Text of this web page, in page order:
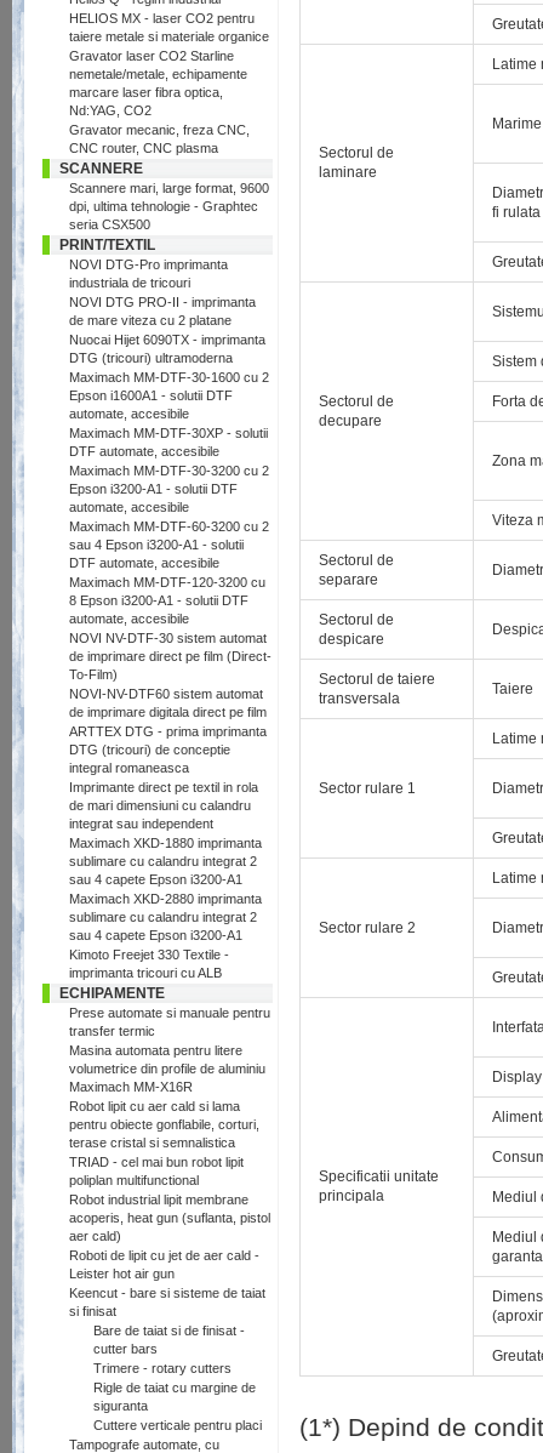
HELIOS MX - laser CO2 pentru
taiere metale si materiale organice
Gravator laser CO2 Starline
nemetale/metale, echipamente
marcare laser fibra optica,
Nd:YAG, CO2
Gravator mecanic, freza CNC,
CNC router, CNC plasma
SCANNERE
Scannere mari, large format, 9600
dpi, ultima tehnologie - Graphtec
seria CSX500
PRINT/TEXTIL
NOVI DTG-Pro imprimanta
industriala de tricouri
NOVI DTG PRO-II - imprimanta
de mare viteza cu 2 platane
Nuocai Hijet 6090TX - imprimanta
DTG (tricouri) ultramoderna
Maximach MM-DTF-30-1600 cu 2
Epson i1600A1 - solutii DTF
automate, accesibile
Maximach MM-DTF-30XP - solutii
DTF automate, accesibile
Maximach MM-DTF-30-3200 cu 2
Epson i3200-A1 - solutii DTF
automate, accesibile
Maximach MM-DTF-60-3200 cu 2
sau 4 Epson i3200-A1 - solutii
DTF automate, accesibile
Maximach MM-DTF-120-3200 cu
8 Epson i3200-A1 - solutii DTF
automate, accesibile
NOVI NV-DTF-30 sistem automat
de imprimare direct pe film (Direct-
To-Film)
NOVI-NV-DTF60 sistem automat
de imprimare digitala direct pe film
ARTTEX DTG - prima imprimanta
DTG (tricouri) de conceptie
integral romaneasca
Imprimante direct pe textil in rola
de mari dimensiuni cu calandru
integrat sau independent
Maximach XKD-1880 imprimanta
sublimare cu calandru integrat 2
sau 4 capete Epson i3200-A1
Maximach XKD-2880 imprimanta
sublimare cu calandru integrat 2
sau 4 capete Epson i3200-A1
Kimoto Freejet 330 Textile -
imprimanta tricouri cu ALB
ECHIPAMENTE
Prese automate si manuale pentru
transfer termic
Masina automata pentru litere
volumetrice din profile de aluminiu
Maximach MM-X16R
Robot lipit cu aer cald si lama
pentru obiecte gonflabile, corturi,
terase cristal si semnalistica
TRIAD - cel mai bun robot lipit
poliplan multifunctional
Robot industrial lipit membrane
acoperis, heat gun (suflanta, pistol
aer cald)
Roboti de lipit cu jet de aer cald -
Leister hot air gun
Keencut - bare si sisteme de taiat
si finisat
Bare de taiat si de finisat -
cutter bars
Trimere - rotary cutters
Rigle de taiat cu margine de
siguranta
Cuttere verticale pentru placi
Tampografe automate, cu
Sectorul de
laminare
Latime
fi rulata
Sectorul de
decupare
Sistem
Forta
Zona
Viteza
Sectorul de
separare
Sectorul de
despicare
Sectorul de taiere
transversala
Taiere
Sector rulare 1
Latime
Sector rulare 2
Latime
Specificatii unitate
principala
Mediul
Mediul
(1*) Depind de